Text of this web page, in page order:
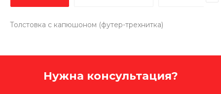
Толстовка с капюшоном (футер-трехнитка)
Нужна консультация?